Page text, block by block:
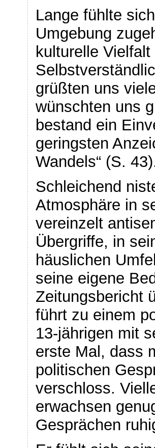
Lange fühlte
Umgebung
kulturelle
grüßten uns
wünschten uns
bestand ein
geringsten
Wandels“ (S.
Schleichend
Atmosphäre in
vereinzelt
Übergriffe, in
häuslichen
seine eigene
Zeitungsbericht
führt zu einem
13-jährigen mit
erste Mal, dass
politischen
verschloss.
erwachsen
Gesprächen